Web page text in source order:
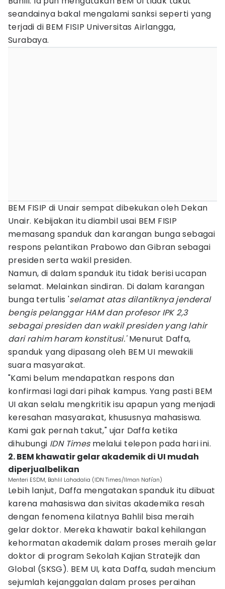
seandainya bakal mengalami sanksi seperti yang
terjadi di BEM FISIP Universitas Airlangga,
Surabaya.
BEM FISIP di Unair sempat dibekukan oleh Dekan
Unair. Kebijakan itu diambil usai BEM FISIP
memasang spanduk dan karangan bunga sebagai
respons pelantikan Prabowo dan Gibran sebagai
presiden serta wakil presiden.
Namun, di dalam spanduk itu tidak berisi ucapan
selamat. Melainkan sindiran. Di dalam karangan
bunga tertulis 'selamat atas dilantiknya jenderal
bengis pelanggar HAM dan profesor IPK 2,3
sebagai presiden dan wakil presiden yang lahir
dari rahim haram konstitusi.'Menurut Daffa,
spanduk yang dipasang oleh BEM UI mewakili
suara masyarakat.
"Kami belum mendapatkan respons dan
konfirmasi lagi dari pihak kampus. Yang pasti BEM
UI akan selalu mengkritik isu apapun yang menjadi
keresahan masyarakat, khususnya mahasiswa.
Kami gak pernah takut," ujar Daffa ketika
dihubungi IDN Timesmelalui telepon pada hari ini.
2. BEM khawatir gelar akademik di UI mudah
diperjualbelikan
Menteri ESDM, Bahlil Lahadalia (IDN Times/Ilman Nafi'an)
Lebih lanjut, Daffa mengatakan spanduk itu dibuat
karena mahasiswa dan sivitas akademika resah
dengan fenomena kilatnya Bahlil bisa meraih
gelar doktor. Mereka khawatir bakal kehilangan
kehormatan akademik dalam proses meraih gelar
doktor di program Sekolah Kajian Stratejik dan
Global (SKSG). BEM UI, kata Daffa, sudah mencium
sejumlah kejanggalan dalam proses peraihan